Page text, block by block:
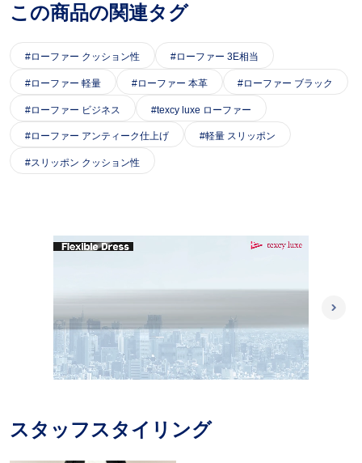
この商品の関連タグ
ローファー クッション性 ローファー 3E相当
ローファー 軽量 ローファー 本革 ローファー ブラック
ローファー ビジネス texcy luxe ローファー
ローファー アンティーク仕上げ 軽量 スリッポン
スリッポン クッション性
U
t
e
/
L
o
a
:
スタッフスタイリング